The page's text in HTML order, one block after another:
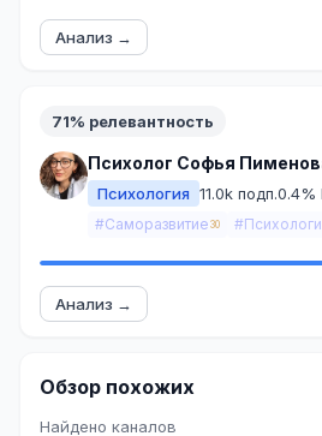
Анализ →
71% релевантность
Психолог Софья
Психология 11.0k подп.0.4%
#Саморазвитие 30
Анализ →
Обзор похожих
Найдено каналов